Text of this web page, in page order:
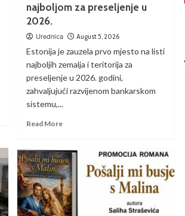
najboljom za preseljenje u
2026.
Urednica August 5, 2026
Estonija je zauzela prvo mjesto na listi
najboljih zemalja i teritorija za
preseljenje u 2026. godini,
zahvaljujući razvijenom bankarskom
sistemu,...
Read More